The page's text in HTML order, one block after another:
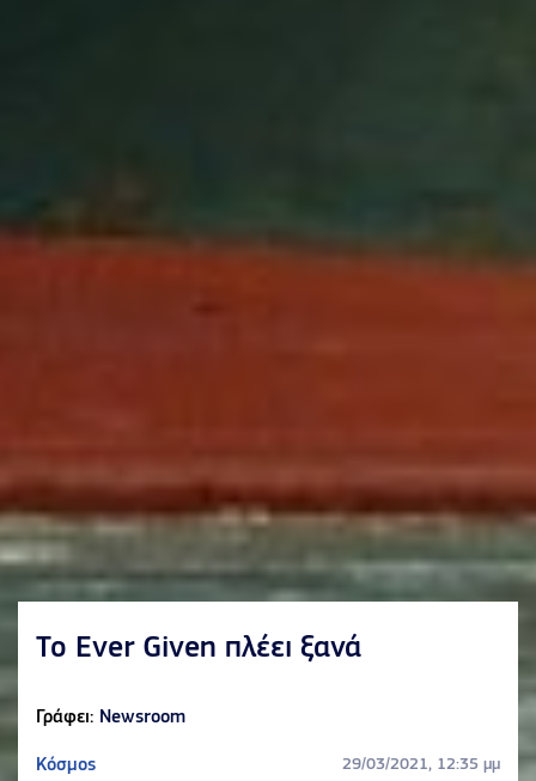
Το Ever Given πλέει ξανά
Γράφει: Newsroom
Κόσμος 29/03/2021, 12:35 μμ